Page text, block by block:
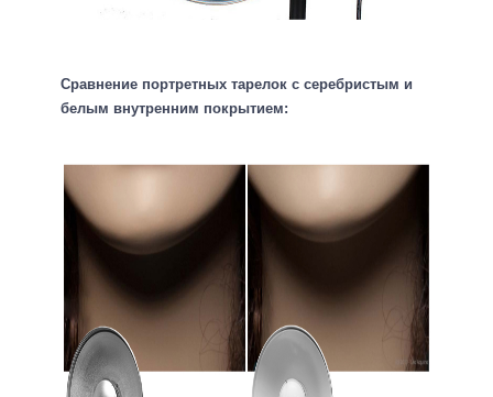
Сравнение портретных тарелок с серебристым и
белым внутренним покрытием: